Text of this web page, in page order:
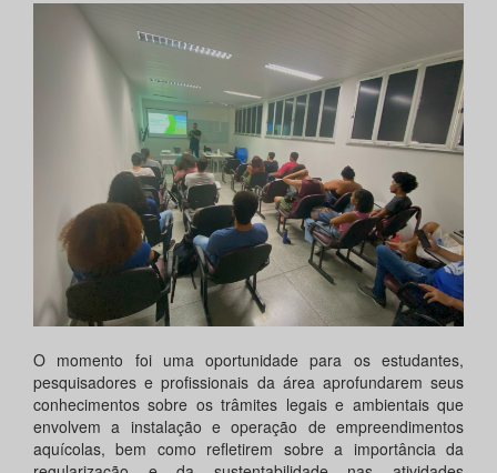
O momento foi uma oportunidade para os estudantes,
pesquisadores e profissionais da área aprofundarem seus
conhecimentos sobre os trâmites legais e ambientais que
envolvem a instalação e operação de empreendimentos
aquícolas, bem como refletirem sobre a importância da